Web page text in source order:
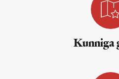
Kunniga